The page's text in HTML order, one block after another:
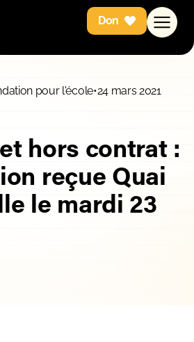
Don
pour l'école•24 mars 2021
hors contrat :
reçue Quai
le mardi 23